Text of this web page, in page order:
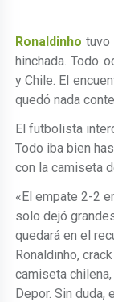
Ronaldinho tuvo
hinchada. Todo
y Chile. El
quedó nada
El futbolista
Todo iba bien
con la camiseta
«El empate 2-2
solo dejó
quedará en el
Ronaldinho,
camiseta
Depor. Sin duda,